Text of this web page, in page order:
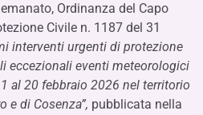
Ordinanza del Capo
Civile n. 1187 del 31
interventi urgenti di protezione
eccezionali eventi meteorologici
al 20 febbraio 2026 nel territorio
e di Cosenza”, pubblicata nella